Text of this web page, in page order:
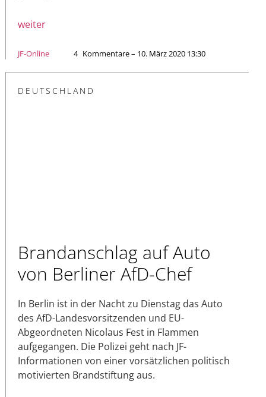
weiter
JF-Online 4 Kommentare – 10. März 2020 13:30
DEUTSCHLAND
Brandanschlag auf Auto
von Berliner AfD-Chef
In Berlin ist in der Nacht zu Dienstag das Auto
des AfD-Landesvorsitzenden und EU-
Abgeordneten Nicolaus Fest in Flammen
aufgegangen. Die Polizei geht nach JF-
Informationen von einer vorsätzlichen politisch
motivierten Brandstiftung aus.